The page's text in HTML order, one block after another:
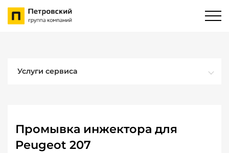
Услуги сервиса
Промывка инжектора для
Peugeot 207